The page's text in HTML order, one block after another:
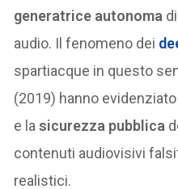
generatrice autonoma
audio. Il fenomeno dei
spartiacque in questo
(2019) hanno
e lasicurezza pubblica
contenuti audiovisivi
realistici.